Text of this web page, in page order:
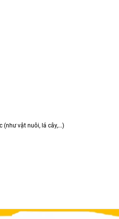
(như vật nuôi, lá cây,...)